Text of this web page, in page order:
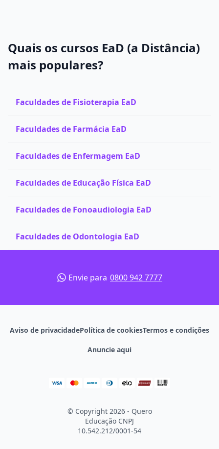
Quais os cursos EaD (a Distância)
mais populares?
Faculdades de Fisioterapia EaD
Faculdades de Farmácia EaD
Faculdades de Enfermagem EaD
Faculdades de Educação Física EaD
Faculdades de Fonoaudiologia EaD
Faculdades de Odontologia EaD
Envie para 0800 942 7777
Aviso de privacidadePolítica de cookiesTermos e condições
Anuncie aqui
© Copyright 2026 - Quero
Educação CNPJ
10.542.212/0001-54